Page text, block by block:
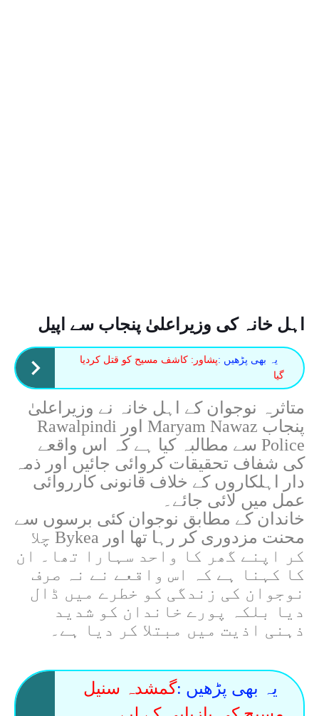
اہل خانہ کی وزیراعلیٰ پنجاب سے اپیل
یہ بھی پڑھیں :پشاور: کاشف مسیح کو قتل کردیا
گیا
متاثرہ نوجوان کے اہل خانہ نے وزیراعلیٰ
پنجاب Maryam Nawaz اور Rawalpindi
Police سے مطالبہ کیا ہے کہ اس واقعے
کی شفاف تحقیقات کروائی جائیں اور ذمہ
دار اہلکاروں کے خلاف قانونی کارروائی
عمل میں لائی جائے۔
خاندان کے مطابق نوجوان کئی برسوں سے
محنت مزدوری کر رہا تھا اور Bykea چلا
کر اپنے گھر کا واحد سہارا تھا۔ ان
کا کہنا ہے کہ اس واقعے نے نہ صرف
نوجوان کی زندگی کو خطرے میں ڈال
دیا بلکہ پورے خاندان کو شدید
ذہنی اذیت میں مبتلا کر دیا ہے۔
یہ بھی پڑھیں :گمشدہ سنیل